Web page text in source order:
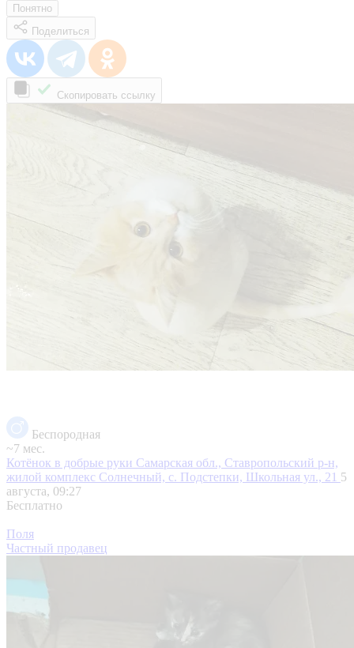
Понятно
Поделиться
Скопировать ссылку
Беспородная
~7 мес.
Котёнок в добрые руки Самарская обл., Ставропольский р-н,
жилой комплекс Солнечный, с. Подстепки, Школьная ул., 21 5
августа, 09:27
Бесплатно
Поля
Частный продавец